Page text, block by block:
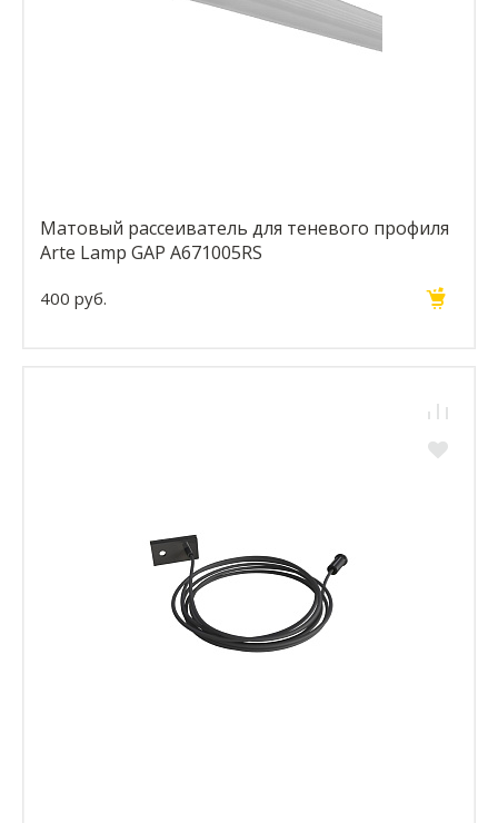
Матовый рассеиватель для теневого профиля
Arte Lamp GAP A671005RS
400 руб.